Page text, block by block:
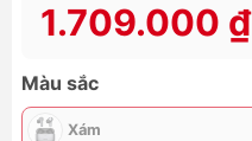
1.709.000 ₫
Màu sắc
Xám